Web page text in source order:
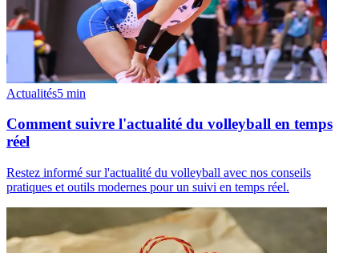
Actualités5 min
Comment suivre l'actualité du volleyball en temps
réel
Restez informé sur l'actualité du volleyball avec nos conseils
pratiques et outils modernes pour un suivi en temps réel.